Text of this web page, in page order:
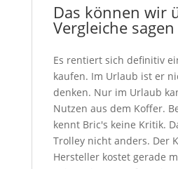
Das können wir
Vergleiche sagen
Es rentiert sich definitiv
kaufen. Im Urlaub ist er
denken. Nur im Urlaub
Nutzen aus dem Koffer.
kennt Bric's keine Kritik.
Trolley nicht anders. Der
Hersteller kostet gerade